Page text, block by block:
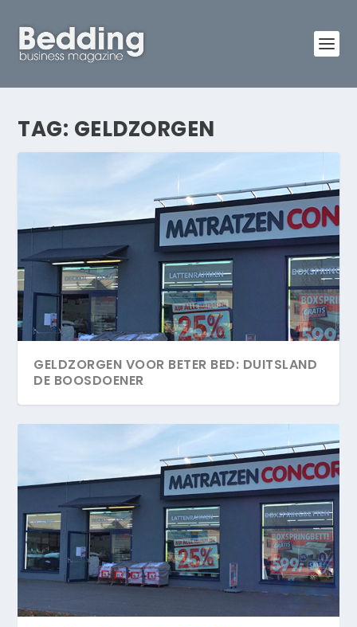
TAG: GELDZORGEN
GELDZORGEN VOOR BETER BED: DUITSLAND
DE BOOSDOENER